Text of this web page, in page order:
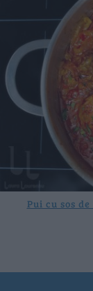
Pui cu sos